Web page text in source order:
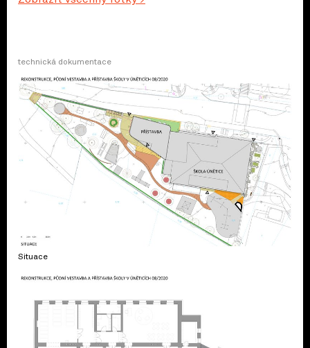
technická dokumentace
Situace